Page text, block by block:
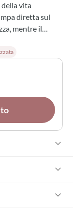
vita
diretta sul
mentre il
tonalità
ancora—
può
e del colore
la comunione di